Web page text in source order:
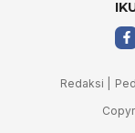
Redaksi |